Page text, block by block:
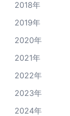
2018年
2019年
2020年
2021年
2022年
2023年
2024年